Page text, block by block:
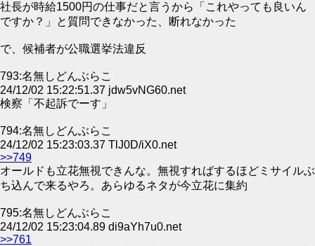
社長が時給1500円の仕事だと言うから「これやっても良いん
ですか？」と質問できなかった、断れなかった
で、候補者が公職選挙法違反
793:名無しどんぶらこ
24/12/02 15:22:51.37 jdw5vNG60.net
検察「不起訴でーす」
794:名無しどんぶらこ
24/12/02 15:23:03.37 TlJ0D/iX0.net
>>749
オールドも立花無視できんな。無視すればするほどミサイルぶ
ち込んで来るやろ。あらゆるネタが今立花に集約
795:名無しどんぶらこ
24/12/02 15:23:04.89 di9aYh7u0.net
>>761